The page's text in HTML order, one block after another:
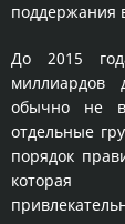
поддержания
До 2015
миллиардов
обычно не
отдельные
порядок
которая